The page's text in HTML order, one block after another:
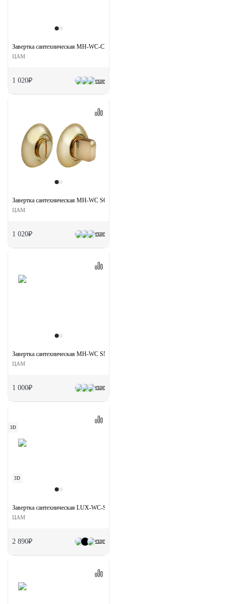
еще
Завертка сантехническая MH-WC-CLASSIC PG на круглой розетке цвет золото
ЦАМ
1 020₽
еще
Завертка сантехническая MH-WC SG/GP на круглой розетке цвет мат.золото/золото
ЦАМ
1 020₽
еще
Завертка сантехническая MH-WC SN/BN на круглой розетке цвет бел. никель/черн.
ЦАМ
1 000₽
3D
3D
еще
Завертка сантехническая LUX-WC-S5 BIA на квадратной розетке цвет белый
ЦАМ
2 890₽